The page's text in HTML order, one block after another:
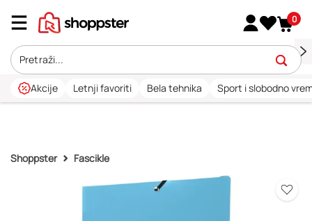
0
Akcije Letnji favoriti Bela tehnika Sport i slobodno
Shoppster Fascikle